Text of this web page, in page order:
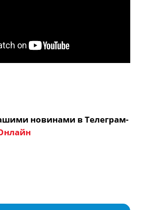
новинами в Телеграм-